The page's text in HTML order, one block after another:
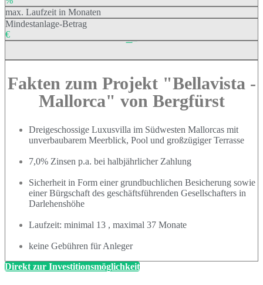
max. Laufzeit in Monaten
Mindestanlage-Betrag
€
Fakten zum Projekt "Bellavista -
Mallorca" von Bergfürst
Dreigeschossige Luxusvilla im Südwesten Mallorcas mit
unverbaubarem Meerblick, Pool und großzügiger Terrasse
7,0% Zinsen p.a. bei halbjährlicher Zahlung
Sicherheit in Form einer grundbuchlichen Besicherung sowie
einer Bürgschaft des geschäftsführenden Gesellschafters in
Darlehenshöhe
Laufzeit: minimal 13 , maximal 37 Monate
keine Gebühren für Anleger
Direkt zur Investitionsmöglichkeit